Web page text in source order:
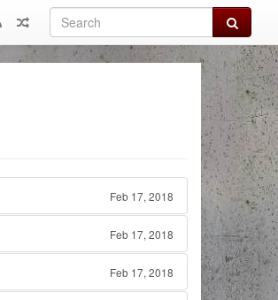
Search
Feb 17, 2018
Feb 17, 2018
Feb 17, 2018